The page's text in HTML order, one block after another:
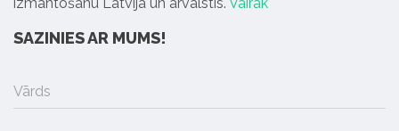
izmantošanu Latvijā un ārvalstīs. Vairāk
SAZINIES AR MUMS!
Vārds